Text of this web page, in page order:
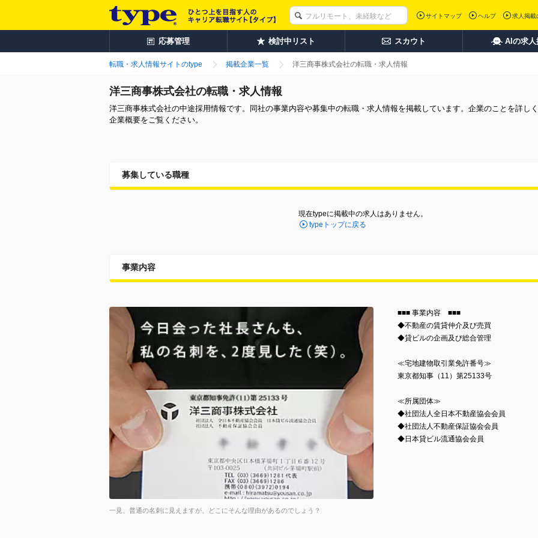
サイトマップ ヘルプ 求人掲載
応募管理 検討中リスト スカウト AIの求人
転職・求人情報サイトのtype 掲載企業一覧 洋三商事株式会社の転職・求人情報
洋三商事株式会社の転職・求人情報
洋三商事株式会社の中途採用情報です。同社の事業内容や募集中の転職・求人情報を掲載しています。企業のことを詳し
企業概要をご覧ください。
募集している職種
現在typeに掲載中の求人はありません。
typeトップに戻る
事業内容
一見、普通の名刺に見えますが、どこにそんな理由があるのでしょう？
■■■ 事業内容 ■■■
◆不動産の賃貸仲介及び売買
◆貸ビルの企画及び総合管理
≪宅地建物取引業免許番号≫
東京都知事（11）第25133号
≪所属団体≫
◆社団法人全日本不動産協会会員
◆社団法人不動産保証協会会員
◆日本貸ビル流通協会会員